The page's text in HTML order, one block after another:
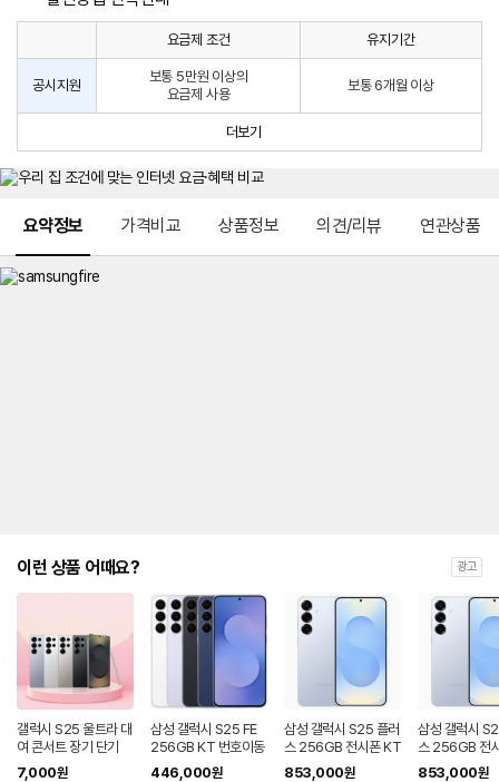
원
선
택
약
정
는
대
략
인
을
안
내
를
나
사
인
법
요금제 조건 유지기간
공시지원
보통 5만원 이상의
요금제 사용
보통 6개월 이상
더보기
요약정보 가격비교 상품정보 의견/리뷰 연관상품
이런 상품 어때요? 광고
갤럭시 S25 울트라 대
여 콘서트 장기 단기
7,000원
삼성 갤럭시 S25 FE
256GB KT 번호이동
공시지원 완납
446,000원
삼성 갤럭시 S25 플러
스 256GB 전시폰 KT
번호이동 완납 90요금
853,000원
삼성 갤럭시
스 256GB 전
기기변경 완납
853,000원